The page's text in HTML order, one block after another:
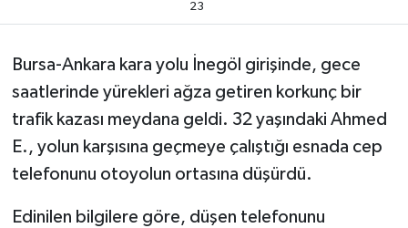
23
Bursa-Ankara kara yolu İnegöl girişinde, gece
saatlerinde yürekleri ağza getiren korkunç bir
trafik kazası meydana geldi. 32 yaşındaki Ahmed
E., yolun karşısına geçmeye çalıştığı esnada cep
telefonunu otoyolun ortasına düşürdü.
Edinilen bilgilere göre, düşen telefonunu